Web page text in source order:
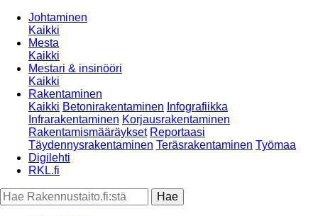
Johtaminen
Kaikki
Mesta
Kaikki
Mestari & insinööri
Kaikki
Rakentaminen
Kaikki Betonirakentaminen Infografiikka
Infrarakentaminen Korjausrakentaminen
Rakentamismääräykset Reportaasi
Täydennysrakentaminen Teräsrakentaminen Työmaa
Digilehti
RKL.fi